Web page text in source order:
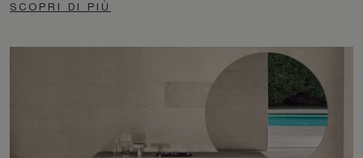
SCOPRI DI PIÙ